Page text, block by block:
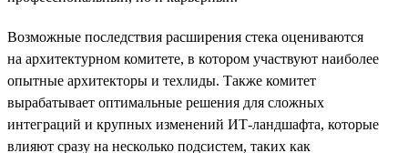
Возможные последствия расширения стека оцениваются
на архитектурном комитете, в котором участвуют наиболее
опытные архитекторы и техлиды. Также комитет
вырабатывает оптимальные решения для сложных
интеграций и крупных изменений ИТ-ландшафта, которые
влияют сразу на несколько подсистем, таких как